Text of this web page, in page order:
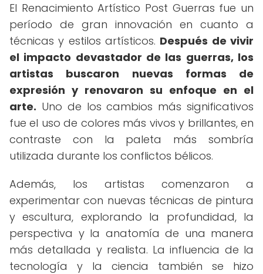
El Renacimiento Artístico Post Guerras fue un
período de gran innovación en cuanto a
técnicas y estilos artísticos. Después de vivir
el impacto devastador de las guerras, los
artistas buscaron nuevas formas de
expresión y renovaron su enfoque en el
arte. Uno de los cambios más significativos
fue el uso de colores más vivos y brillantes, en
contraste con la paleta más sombría
utilizada durante los conflictos bélicos.
Además, los artistas comenzaron a
experimentar con nuevas técnicas de pintura
y escultura, explorando la profundidad, la
perspectiva y la anatomía de una manera
más detallada y realista. La influencia de la
tecnología y la ciencia también se hizo